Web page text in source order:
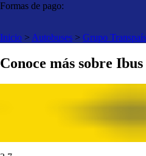
Formas de pago:
Inicio > Autobuses > Grupo Transpaís
Conoce más sobre Ibus